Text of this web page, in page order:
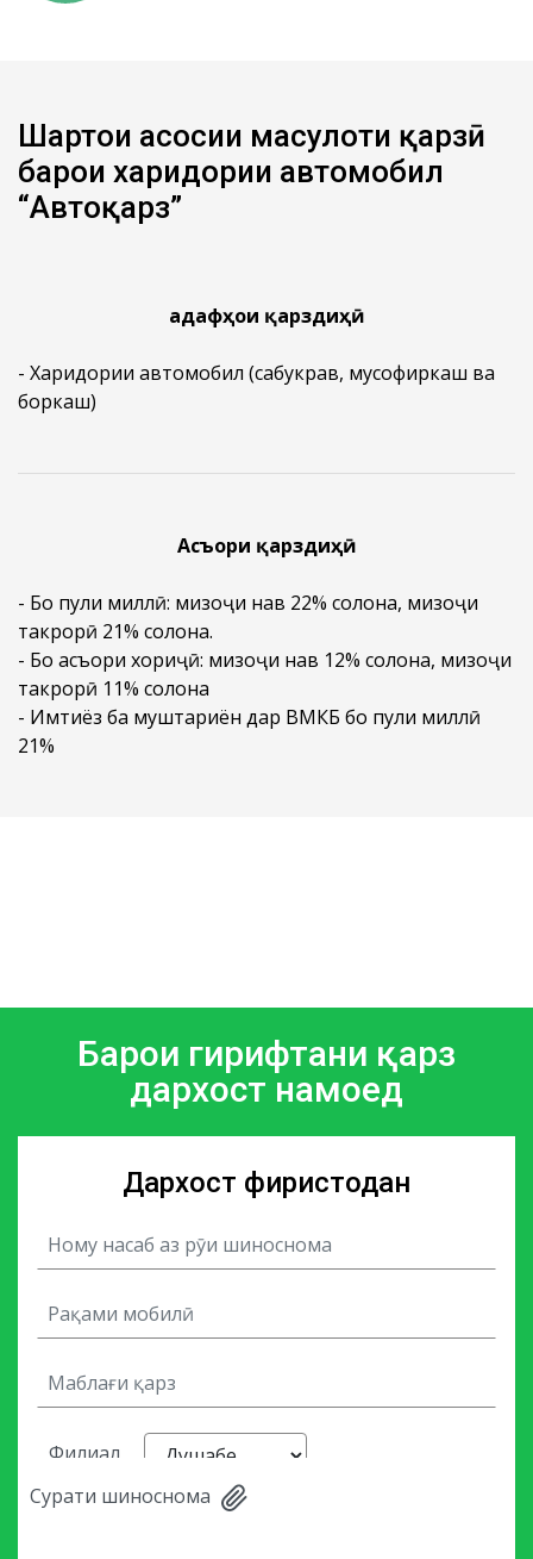
Шартҳои асосии маҳсулоти қарзӣ
барои харидории автомобил
“Автоқарз”
Ҳадафҳои қарздиҳӣ
- Харидории автомобил (сабукрав, мусофиркаш ва
боркаш)
Асъори қарздиҳӣ
- Бо пули миллӣ: мизоҷи нав 22% солона, мизоҷи
такрорӣ 21% солона.
- Бо асъори хориҷӣ: мизоҷи нав 12% солона, мизоҷи
такрорӣ 11% солона
- Имтиёз ба муштариён дар ВМКБ бо пули миллӣ
21%
Барои гирифтани қарз
дархост намоед
Дархост фиристодан
Филиал
Cурати шиноснома